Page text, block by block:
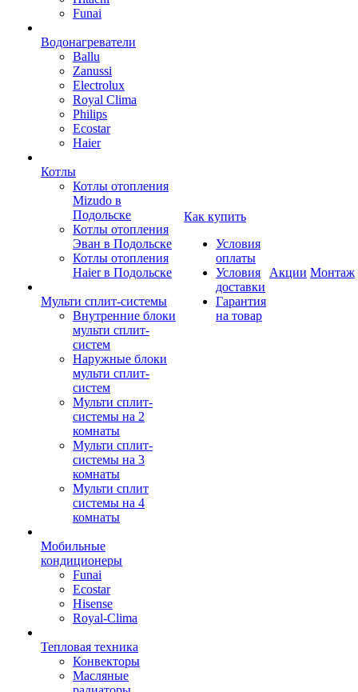
Funai
Водонагреватели
Ballu
Zanussi
Electrolux
Royal Clima
Philips
Ecostar
Haier
Котлы
Котлы отопления
Mizudo в
Подольске
Котлы отопления
Эван в Подольске
Котлы отопления
Haier в Подольске
Мульти сплит-системы
Внутренние блоки
мульти сплит-
систем
Наружные блоки
мульти сплит-
систем
Мульти сплит-
системы на 2
комнаты
Мульти сплит-
системы на 3
комнаты
Мульти сплит
системы на 4
комнаты
Мобильные
кондиционеры
Funai
Ecostar
Hisense
Royal-Clima
Тепловая техника
Конвекторы
Масляные
Как купить
Условия
оплаты
Условия
доставки
Гарантия
на товар
Акции Монтаж